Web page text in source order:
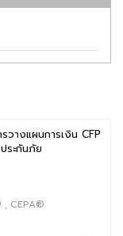
างแผนการเงิน CFP
ระกันภัย
CEPA®